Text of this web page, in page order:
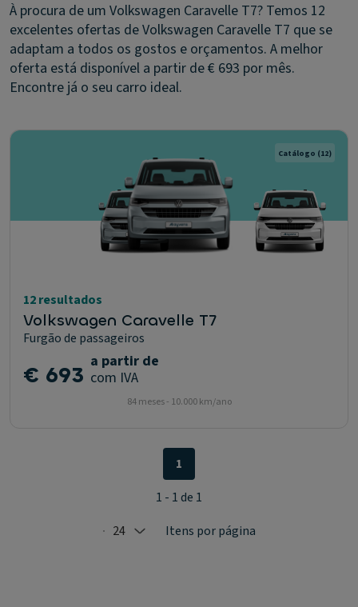
À procura de um Volkswagen Caravelle T7? Temos 12
excelentes ofertas de Volkswagen Caravelle T7 que se
adaptam a todos os gostos e orçamentos. A melhor
oferta está disponível a partir de € 693 por mês.
Encontre já o seu carro ideal.
Catálogo (12)
12 resultados
Volkswagen Caravelle T7
Furgão de passageiros
€ 693 a partir de
com IVA
84 meses - 10.000 km/ano
Selected: 24
24 Itens por página
1
1 - 1 de 1